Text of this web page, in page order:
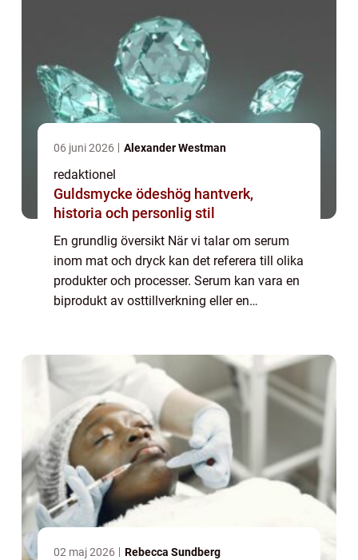
06 juni 2026 Alexander Westman
redaktionel
Guldsmycke ödeshög hantverk,
historia och personlig stil
En grundlig översikt När vi talar om serum
inom mat och dryck kan det referera till olika
produkter och processer. Serum kan vara en
biprodukt av osttillverkning eller en
02 maj 2026 Rebecca Sundberg